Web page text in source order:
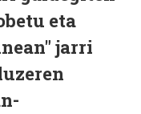
eta
jarri